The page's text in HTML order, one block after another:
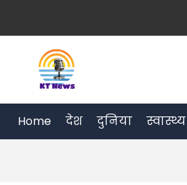
to
content
Home देश दुनिया स्वास्थ्य